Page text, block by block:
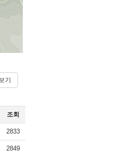
기
조회
2833
2849